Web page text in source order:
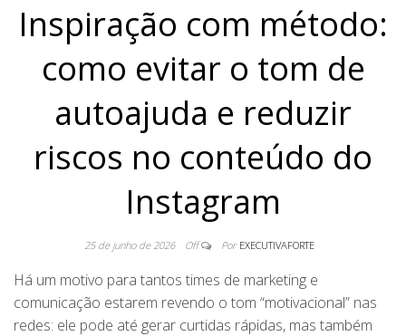
Inspiração com método:
como evitar o tom de
autoajuda e reduzir
riscos no conteúdo do
Instagram
25 de junho de 2026 Off Por EXECUTIVAFORTE
Há um motivo para tantos times de marketing e
comunicação estarem revendo o tom “motivacional” nas
redes: ele pode até gerar curtidas rápidas, mas também